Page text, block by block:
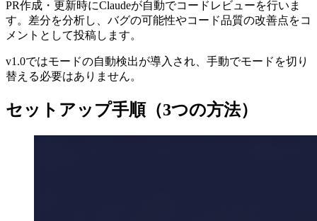
PR作成・更新時にClaudeが自動でコードレビューを行いま
す。差分を分析し、バグの可能性やコード品質の改善点をコ
メントとして投稿します。
v1.0ではモードの自動検出が導入され、手動でモードを切り
替える必要はありません。
セットアップ手順（3つの方法）